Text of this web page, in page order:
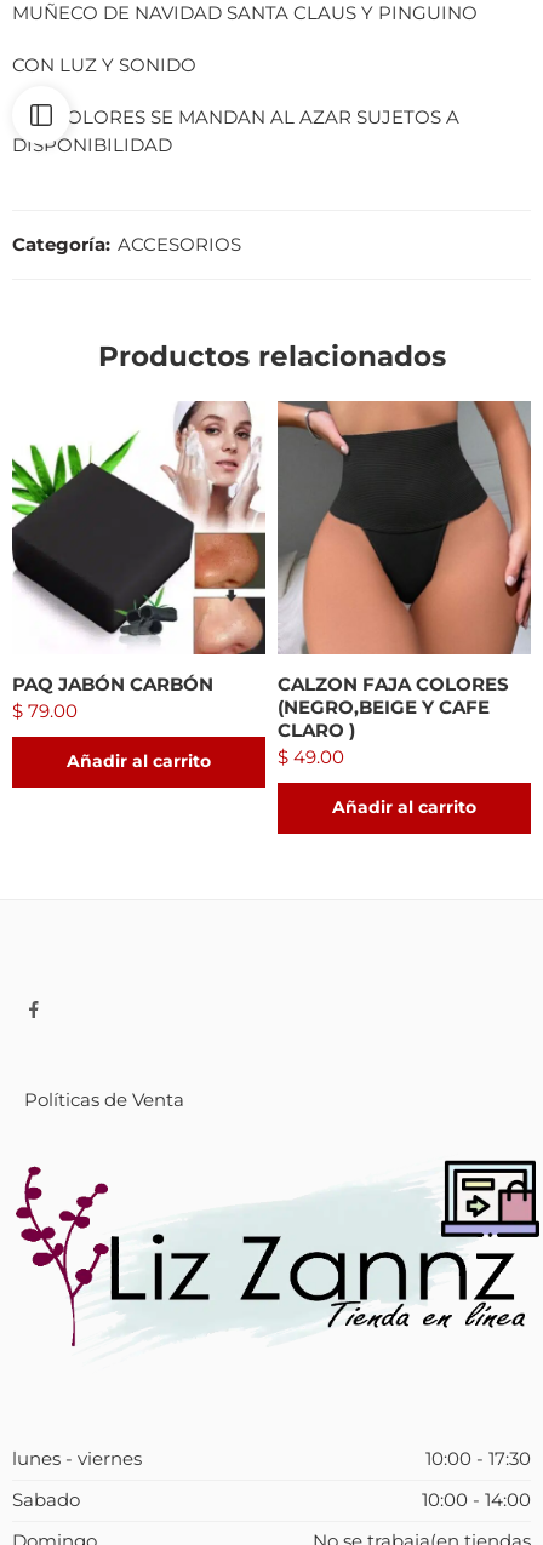
MUÑECO DE NAVIDAD SANTA CLAUS Y PINGUINO
CON LUZ Y SONIDO
LOS COLORES SE MANDAN AL AZAR SUJETOS A
DISPONIBILIDAD
Categoría: ACCESORIOS
Productos relacionados
PAQ JABÓN CARBÓN
$ 79.00
Añadir al carrito
CALZON FAJA COLORES
(NEGRO,BEIGE Y CAFE
CLARO )
$ 49.00
Añadir al carrito
Políticas de Venta
lunes - viernes
10:00 - 17:30
Sabado
10:00 - 14:00